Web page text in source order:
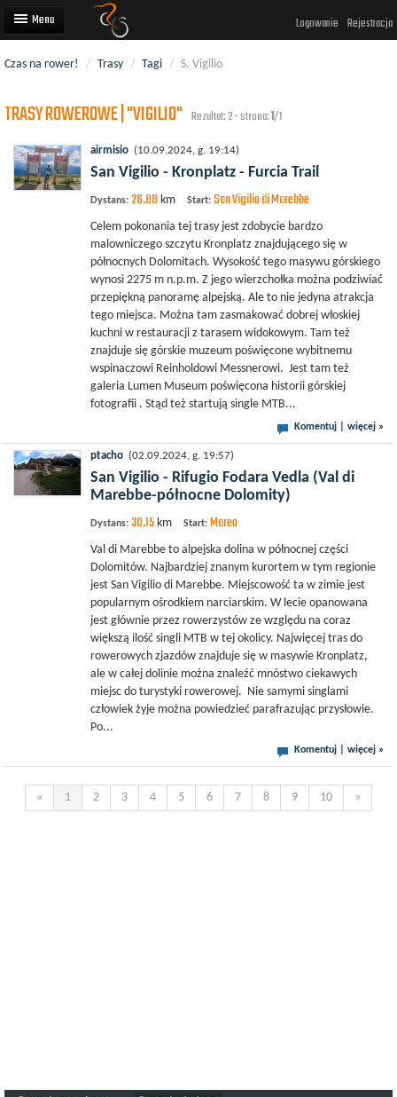
Logowanie Rejestracja
Trasy rowerowe
Wyścigi rowerowe
Użytkownicy
Czas na rower! / Trasy / Tagi / S. Vigilio
TRASY ROWEROWE | "VIGILIO" Rezultat: 2 - strona:1/1
airmisio (10.09.2024, g. 19:14)
San Vigilio - Kronplatz - Furcia Trail
Dystans: 26.88 km Start: San Vigilio di Marebbe
Celem pokonania tej trasy jest zdobycie bardzo
malowniczego szczytu Kronplatz znajdującego się w
północnych Dolomitach. Wysokość tego masywu górskiego
wynosi 2275 m n.p.m. Z jego wierzchołka można podziwiać
przepiękną panoramę alpejską. Ale to nie jedyna atrakcja
tego miejsca. Można tam zasmakować dobrej włoskiej
kuchni w restauracji z tarasem widokowym. Tam też
znajduje się górskie muzeum poświęcone wybitnemu
wspinaczowi Reinholdowi Messnerowi. Jest tam też
galeria Lumen Museum poświęcona historii górskiej
fotografii . Stąd też startują single MTB...
Komentuj więcej »
ptacho (02.09.2024, g. 19:57)
San Vigilio - Rifugio Fodara Vedla (Val di
Marebbe-północne Dolomity)
Dystans: 30.15 km Start: Mareo
Val di Marebbe to alpejska dolina w północnej części
Dolomitów. Najbardziej znanym kurortem w tym regionie
jest San Vigilio di Marebbe. Miejscowość ta w zimie jest
popularnym ośrodkiem narciarskim. W lecie opanowana
jest głównie przez rowerzystów ze względu na coraz
większą ilość singli MTB w tej okolicy. Najwięcej tras do
rowerowych zjazdów znajduje się w masywie Kronplatz,
ale w całej dolinie można znaleźć mnóstwo ciekawych
miejsc do turystyki rowerowej. Nie samymi singlami
człowiek żyje można powiedzieć parafrazując przysłowie.
Po...
Komentuj więcej »
« 1 2 3 4 5 6 7 8 9 10 »